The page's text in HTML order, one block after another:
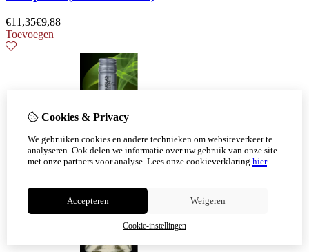
€11,35€9,88
Toevoegen
Cookies & Privacy
We gebruiken cookies en andere technieken om websiteverkeer te
analyseren. Ook delen we informatie over uw gebruik van onze site
met onze partners voor analyse. Lees onze cookieverklaring hier
Accepteren Weigeren
Cookie-instellingen